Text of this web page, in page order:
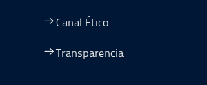
Canal Ético
Transparencia